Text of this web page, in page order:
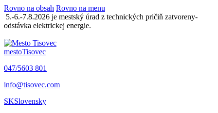
Rovno na obsah Rovno na menu
5.-6.-7.8.2026 je mestský úrad z technických pričiň zatvoreny-
odstávka elektrickej energie.
mestoTisovec
047/5603 801
info@tisovec.com
SKSlovensky